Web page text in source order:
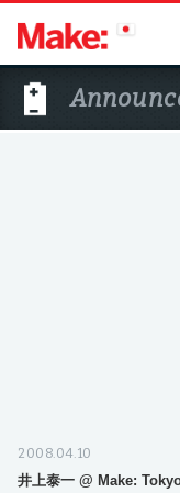
2008.04.10
井上泰一 @ Make: